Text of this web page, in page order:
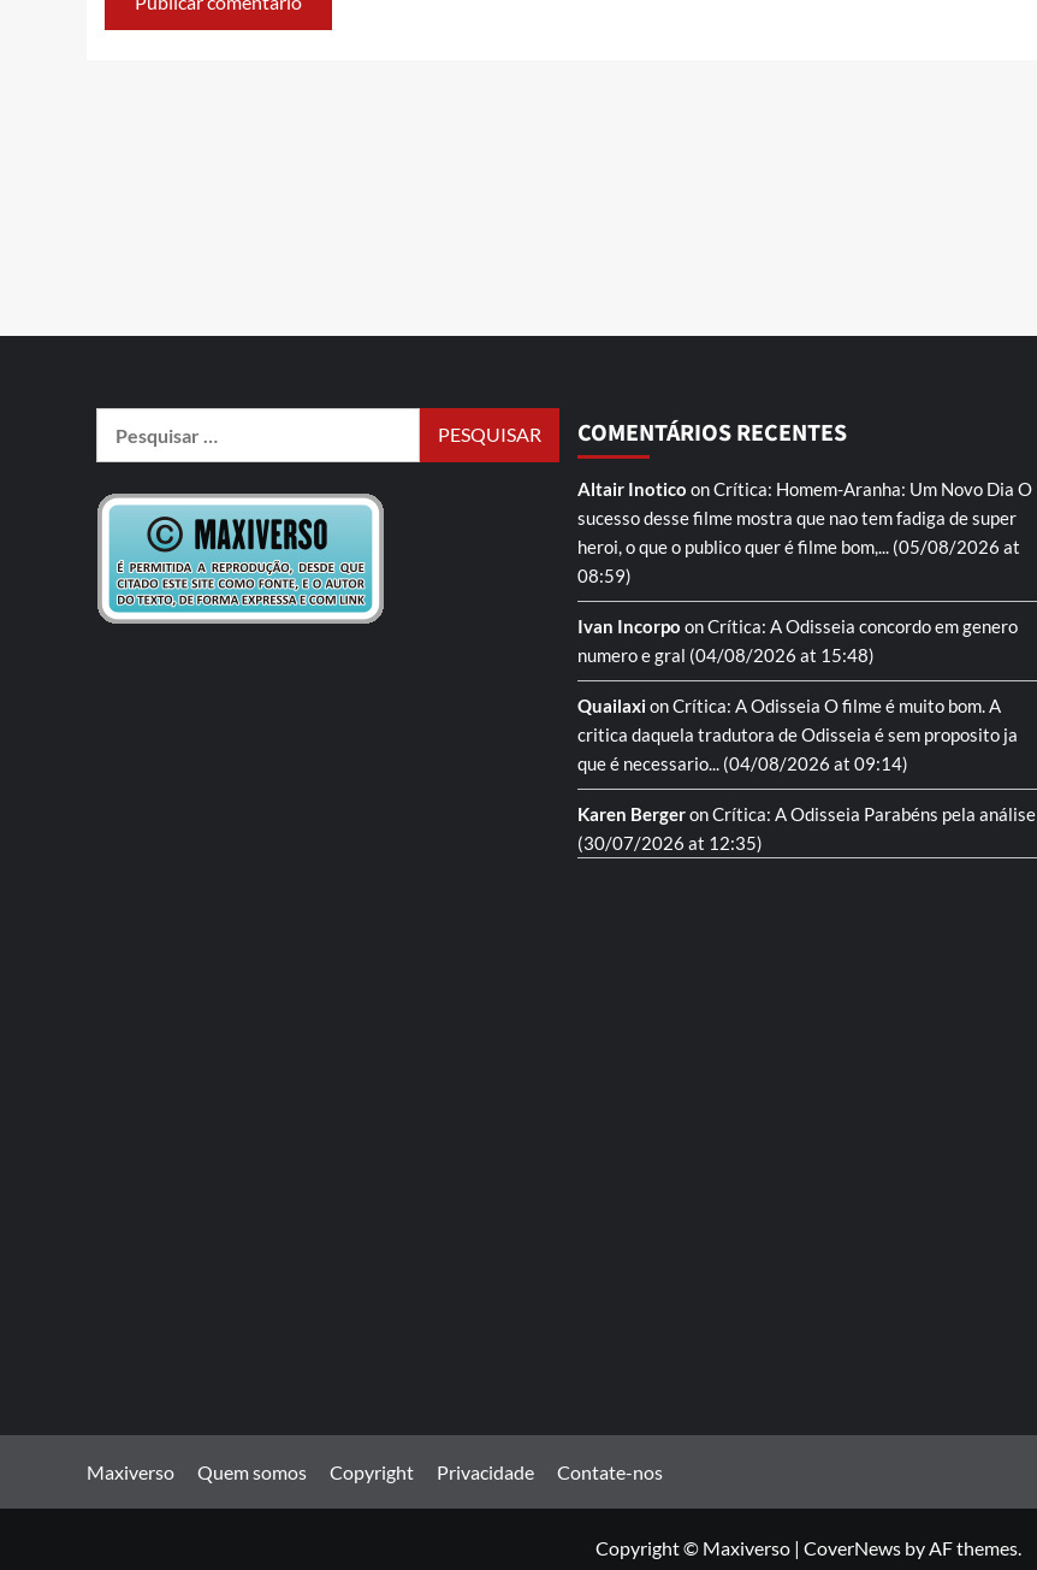
COMENTÁRIOS RECENTES
Altair Inotico onCrítica: Homem-Aranha: Um Novo Dia O
sucesso desse filme mostra que nao tem fadiga de super
heroi, o que o publico quer é filme bom,... (05/08/2026 at
08:59)
Ivan Incorpo onCrítica: A Odisseia concordo em genero
numero e gral (04/08/2026 at 15:48)
QuailaxionCrítica: A Odisseia O filme é muito bom. A
critica daquela tradutora de Odisseia é sem proposito ja
que é necessario... (04/08/2026 at 09:14)
Karen BergeronCrítica: A Odisseia Parabéns pela análise
(30/07/2026 at 12:35)
Maxiverso Quem somos Copyright Privacidade Contate-nos
Copyright © Maxiverso | CoverNews by AF themes.